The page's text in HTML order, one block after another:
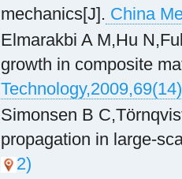
mechanics[J]. China
Elmarakbi A M,Hu
growth in composite
Simonsen B
propagation in large-
2)